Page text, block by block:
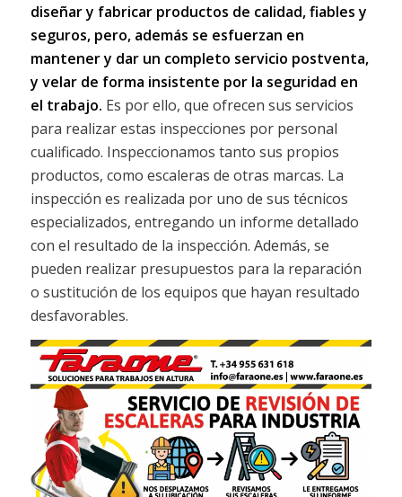
diseñar y fabricar productos de calidad, fiables y
seguros, pero, además se esfuerzan en
mantener y dar un completo servicio postventa,
y velar de forma insistente por la seguridad en
el trabajo. Es por ello, que ofrecen sus servicios
para realizar estas inspecciones por personal
cualificado. Inspeccionamos tanto sus propios
productos, como escaleras de otras marcas. La
inspección es realizada por uno de sus técnicos
especializados, entregando un informe detallado
con el resultado de la inspección. Además, se
pueden realizar presupuestos para la reparación
o sustitución de los equipos que hayan resultado
desfavorables.